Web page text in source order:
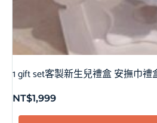
1 gift set客製新生兒禮盒 安撫巾禮
NT$1,999